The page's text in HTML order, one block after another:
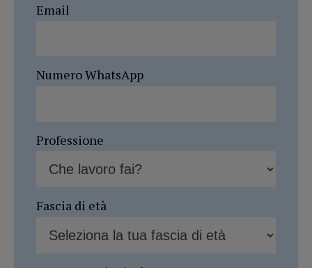
Email
Numero WhatsApp
Professione
Fascia di età